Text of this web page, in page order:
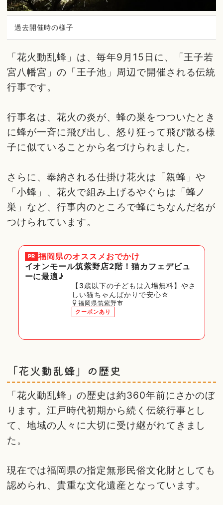
過去開催時の様子
「花火動乱蜂」は、毎年9月15日に、「王子若
宮八幡宮」の「王子池」周辺で開催される伝統
行事です。
行事名は、花火の炎が、蜂の巣をつついたとき
に蜂が一斉に飛び出し、怒り狂って飛び散る様
子に似ていることから名づけられました。
さらに、奉納される仕掛け花火は「親蜂」や
「小蜂」、花火で組み上げるやぐらは「蜂ノ
巣」など、行事内のところで蜂にちなんだ名が
つけられています。
PR 福岡県のオススメおでかけ
イオンモール筑紫野店2階！猫カフェデビュ
ーに最適♪
【3歳以下の子どもは入場無料】やさ
しい猫ちゃんばかりで安心☆
福岡県筑紫野市
クーポンあり
「花火動乱蜂」の歴史
「花火動乱蜂」の歴史は約360年前にさかのぼ
ります。江戸時代初期から続く伝統行事とし
て、地域の人々に大切に受け継がれてきまし
た。
現在では福岡県の指定無形民俗文化財としても
認められ、貴重な文化遺産となっています。